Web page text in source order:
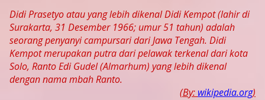
Didi Prasetyo atau yang lebih dikenal Didi Kempot (lahir di
Surakarta, 31 Desember 1966; umur 51 tahun) adalah
seorang penyanyi campursari dari Jawa Tengah. Didi
Kempot merupakan putra dari pelawak terkenal dari kota
Solo, Ranto Edi Gudel (Almarhum) yang lebih dikenal
dengan nama mbah Ranto.
(By: wikipedia.org)